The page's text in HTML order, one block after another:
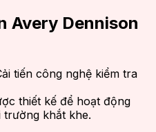
Avery Dennison
tiến công nghệ kiểm tra
thiết kế để hoạt động
trường khắt khe.